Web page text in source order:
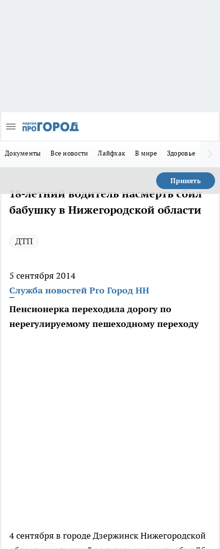
Документы Все новости Лайфхак В мире Здоровье
Принять
18-летний водитель насмерть сбил
бабушку в Нижегородской области
ДТП
5 сентября 2014
Служба новостей Pro Город НН
Пенсионерка переходила дорогу по
нерегулируемому пешеходному переходу
4 сентября в городе Дзержинск Нижегородской